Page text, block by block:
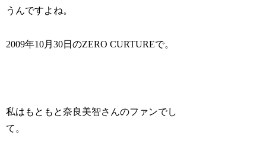
うんですよね。
2009年10月30日のZERO CURTUREで。
私はもともと奈良美智さんのファンでし
て。